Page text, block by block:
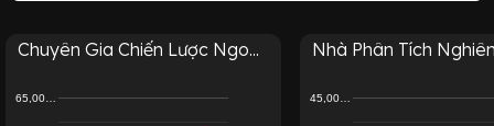
Chuyên Gia Chiến Lược Ngo...
65,00…
Nhà Phân Tích
45,00…